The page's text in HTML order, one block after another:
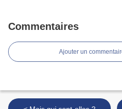
Commentaires
Ajouter un